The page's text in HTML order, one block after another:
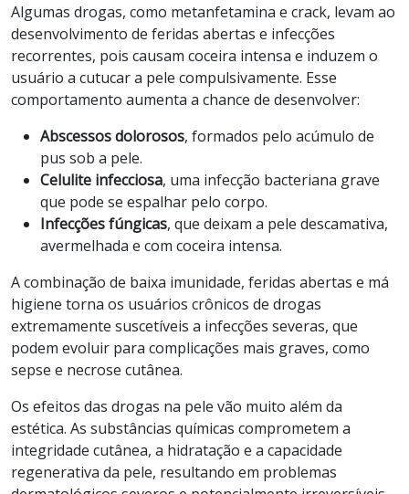
Algumas drogas, como metanfetamina e crack, levam ao
desenvolvimento de feridas abertas e infecções
recorrentes, pois causam coceira intensa e induzem o
usuário a cutucar a pele compulsivamente. Esse
comportamento aumenta a chance de desenvolver:
Abscessos dolorosos, formados pelo acúmulo de
pus sob a pele.
Celulite infecciosa, uma infecção bacteriana grave
que pode se espalhar pelo corpo.
Infecções fúngicas, que deixam a pele descamativa,
avermelhada e com coceira intensa.
A combinação de baixa imunidade, feridas abertas e má
higiene torna os usuários crônicos de drogas
extremamente suscetíveis a infecções severas, que
podem evoluir para complicações mais graves, como
sepse e necrose cutânea.
Os efeitos das drogas na pele vão muito além da
estética. As substâncias químicas comprometem a
integridade cutânea, a hidratação e a capacidade
regenerativa da pele, resultando em problemas